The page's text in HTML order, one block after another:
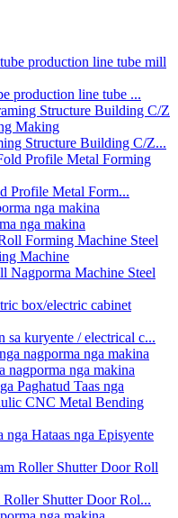
production line tube ...
Structure Building C/Z...
Profile Metal Form...
nga makina
Nagporma Machine Steel
sa kuryente / electrical c...
nagporma nga makina
nga Hataas nga Episyente
Shutter Door Rol...